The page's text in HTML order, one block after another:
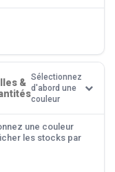
& Sélectionnez
d'abord une
couleur
une couleur
les stocks par